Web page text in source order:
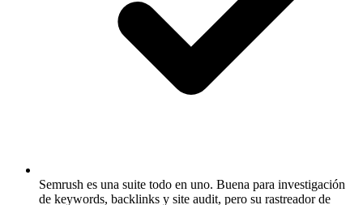
Semrush es una suite todo en uno. Buena para investigación
de keywords, backlinks y site audit, pero su rastreador de